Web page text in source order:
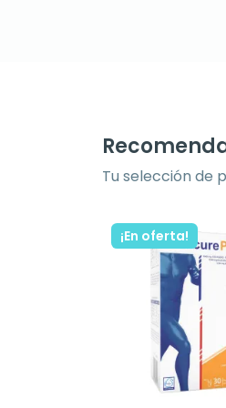
Tu selección de
¡En oferta!